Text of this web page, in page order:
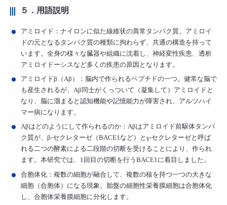
５．用語説明
アミロイド：ナイロンに似た線維状の異常タンパク質。アミロイ
ドの元となるタンパク質の種類に拘わらず、共通の構造を持って
います。全身の様々な臓器や組織に沈着し、神経変性疾患、透析
アミロイドーシスなど多くの疾患の原因となります。
アミロイドβ（Aβ）：脳内で作られるペプチドの一つ。健常な脳で
も産生されるが、Aβ同士がくっついて（凝集して）アミロイドと
なり、脳に溜まると認知機能や記憶能力が障害され、アルツハイ
マー病になります。
Aβはどのようにして作られるのか：Aβはアミロイド前駆体タンパ
ク質が、β‐セクレターゼ（BACE1など）とγ‐セクレターゼと呼ば
れる二つの酵素による二段階の切断を受けることにより、作られ
ます。本研究では、1回目の切断を行うBACE1に着目しました。
合胞体化：複数の細胞が融合して、複数の核を持つ一つの大きな
細胞（合胞体）になる現象。胎盤の細胞性栄養膜細胞は合胞体化
し、合胞体栄養膜細胞に分化します。